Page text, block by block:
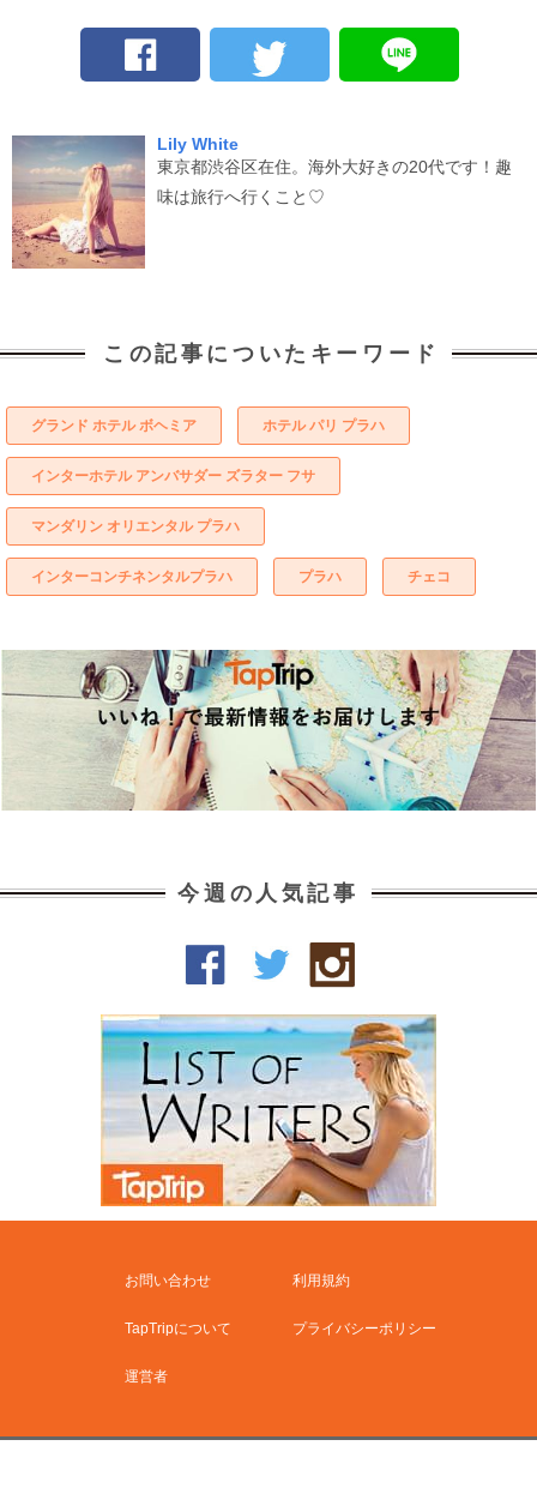
Lily White
東京都渋谷区在住。海外大好きの20代です！趣
味は旅行へ行くこと♡
この記事についたキーワード
グランド ホテル ボヘミア ホテル パリ プラハ
インターホテル アンバサダー ズラター フサ
マンダリン オリエンタル プラハ
インターコンチネンタルプラハ プラハ チェコ
今週の人気記事
お問い合わせ 利用規約
TapTripについて プライバシーポリシー
運営者